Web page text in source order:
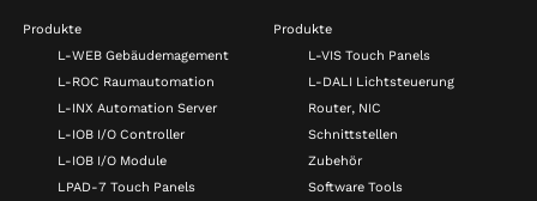
Produkte
L-WEB Gebäudemagement
L-ROC Raumautomation
L-INX Automation Server
L-IOB I/O Controller
L-IOB I/O Module
LPAD-7 Touch Panels
Produkte
L-VIS Touch Panels
L-DALI Lichtsteuerung
Router, NIC
Schnittstellen
Zubehör
Software Tools